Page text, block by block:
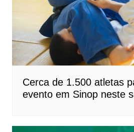
Cerca de 1.500 atletas
evento em Sinop neste